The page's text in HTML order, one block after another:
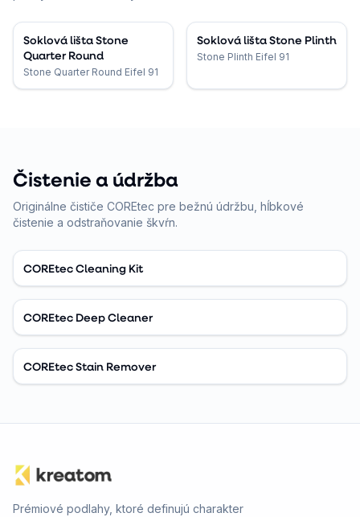
Soklová lišta Stone
Quarter Round
Stone Quarter Round Eifel 91
Soklová lišta Stone Plinth
Stone Plinth Eifel 91
Čistenie a údržba
Originálne čističe COREtec pre bežnú údržbu, hĺbkové
čistenie a odstraňovanie škvŕn.
COREtec Cleaning Kit
COREtec Deep Cleaner
COREtec Stain Remover
Prémiové podlahy, ktoré definujú charakter